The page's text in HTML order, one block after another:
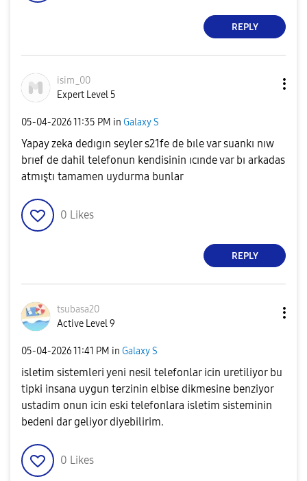
REPLY
isim_00
Expert Level 5
‎05-04-202611:35 PM in Galaxy S
Yapay zeka dedıgın seyler s21fe de bıle var suankı nıw
brıef de dahil telefonun kendisinin ıcınde var bı arkadas
atmıştı tamamen uydurma bunlar
0 Likes
REPLY
tsubasa20
Active Level 9
‎05-04-202611:41 PM in Galaxy S
isletim sistemleri yeni nesil telefonlar icin uretiliyor bu
tipki insana uygun terzinin elbise dikmesine benziyor
ustadim onun icin eski telefonlara isletim sisteminin
bedeni dar geliyor diyebilirim.
0 Likes